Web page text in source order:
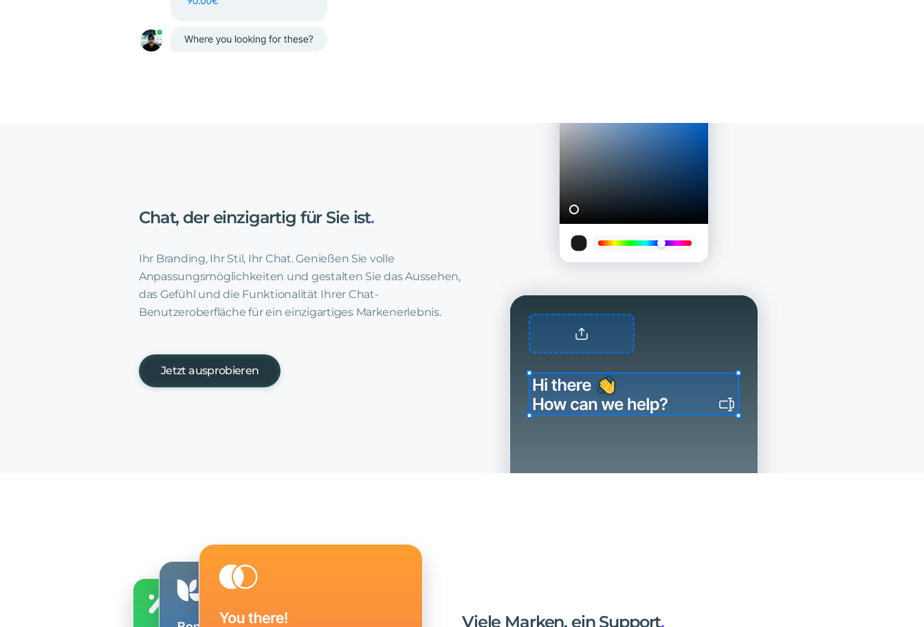
Chat, der einzigartig für Sie ist.
Ihr Branding, Ihr Stil, Ihr Chat. Genießen Sie volle
Anpassungsmöglichkeiten und gestalten Sie das Aussehen,
das Gefühl und die Funktionalität Ihrer Chat-
Benutzeroberfläche für ein einzigartiges Markenerlebnis.
Jetzt ausprobieren
Viele Marken, ein Support.